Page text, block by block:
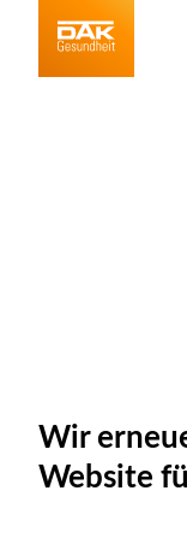
Wir
Website